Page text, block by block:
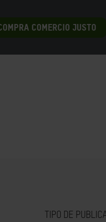
COMERCIO JUSTO
TIPO DE